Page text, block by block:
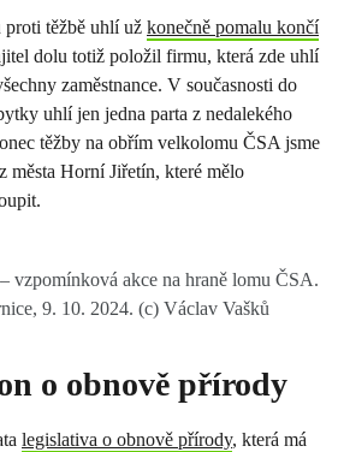
proti těžbě uhlí už konečně pomalu končí
dolu totiž položil firmu, která zde uhlí
zaměstnance. V současnosti do
uhlí jen jedna parta z nedalekého
těžby na obřím velkolomu ČSA jsme
města Horní Jiřetín, které mělo
vzpomínková akce na hraně lomu ČSA.
9. 10. 2024. (c) Václav Vašků
o obnově přírody
legislativa o obnově přírody, která má